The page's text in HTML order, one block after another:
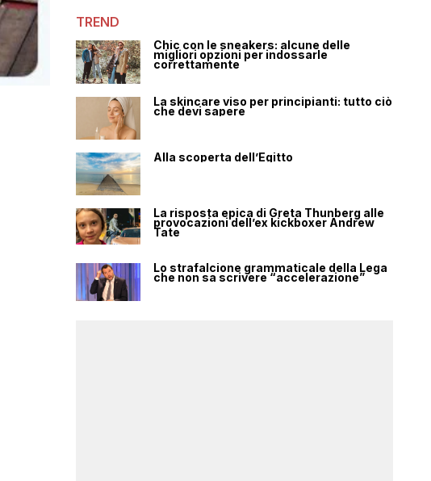
TREND
Chic con le sneakers: alcune delle
migliori opzioni per indossarle
correttamente
La skincare viso per principianti: tutto ciò
che devi sapere
Alla scoperta dell’Egitto
La risposta epica di Greta Thunberg alle
provocazioni dell’ex kickboxer Andrew
Tate
Lo strafalcione grammaticale della Lega
che non sa scrivere “accelerazione”